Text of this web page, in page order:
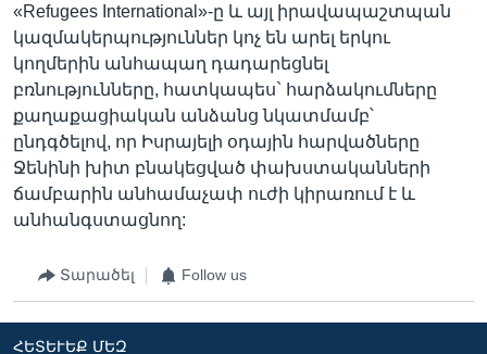
«Refugees International»-ը և այլ իրավապաշտպան
կազմակերպություններ կոչ են արել երկու
կողմերին անհապաղ դադարեցնել
բռնությունները, հատկապես` հարձակումները
քաղաքացիական անձանց նկատմամբ՝
ընդգծելով, որ Իսրայելի օդային հարվածները
Ջենինի խիտ բնակեցված փախստականների
ճամբարին անհամաչափ ուժի կիրառում է և
անհանգստացնող:
Տարածել Follow us
ՀԵՏԵՒԵՔ ՄԵԶ